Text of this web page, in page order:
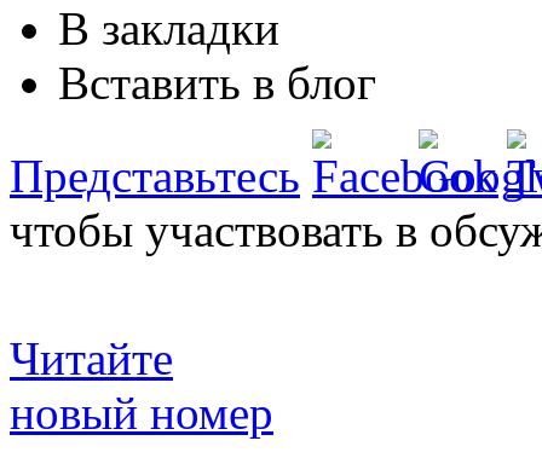
В закладки
Вставить в блог
Представьтесь
чтобы участвовать в
Читайте
новый номер